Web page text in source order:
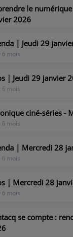
le
2026
| Jeudi 29
6 mois
| Jeudi 29 janvier
6 mois
ciné-séries -
6 mois
| Mercredi 28
6 mois
| Mercredi 28
6 mois
se compte :